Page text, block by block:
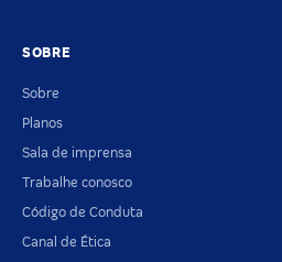
SOBRE
Sobre
Planos
Sala de imprensa
Trabalhe conosco
Código de Conduta
Canal de Ética